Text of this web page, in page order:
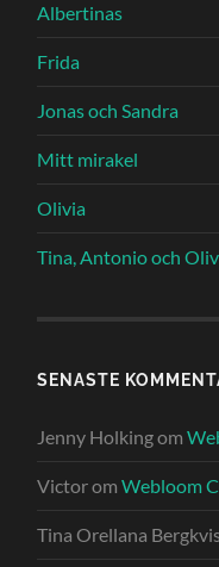
Albertinas
Frida
Jonas och Sandra
Mitt mirakel
Olivia
Tina, Antonio och
SENASTE
Jenny Holkingom
VictoromWebloom
Tina Orellana